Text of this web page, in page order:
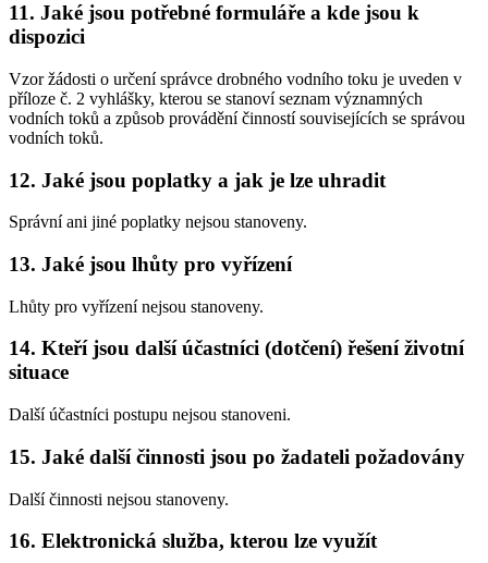
11. Jaké jsou potřebné formuláře a kde jsou k
dispozici
Vzor žádosti o určení správce drobného vodního toku je uveden v
příloze č. 2 vyhlášky, kterou se stanoví seznam významných
vodních toků a způsob provádění činností souvisejících se správou
vodních toků.
12. Jaké jsou poplatky a jak je lze uhradit
Správní ani jiné poplatky nejsou stanoveny.
13. Jaké jsou lhůty pro vyřízení
Lhůty pro vyřízení nejsou stanoveny.
14. Kteří jsou další účastníci (dotčení) řešení životní
situace
Další účastníci postupu nejsou stanoveni.
15. Jaké další činnosti jsou po žadateli požadovány
Další činnosti nejsou stanoveny.
16. Elektronická služba, kterou lze využít